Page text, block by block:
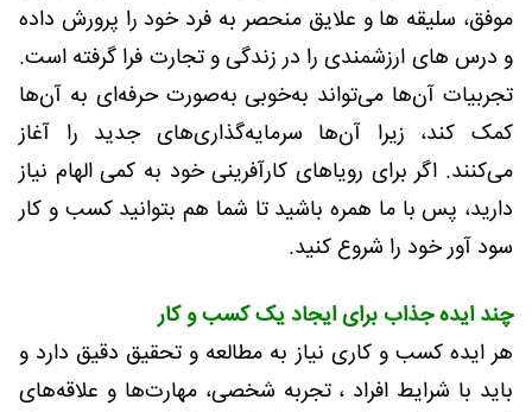
موفق، سلیقه ها و علایق منحصر به فرد خود را پرورش داده
و درس های ارزشمندی را در زندگی و تجارت فرا گرفته است.
تجربیات آن‌ها می‌تواند به‌خوبی به‌صورت حرفه‌ای به آن‌ها
کمک کند، زیرا آن‌ها سرمایه‌گذاری‌های جدید را آغاز
می‌کنند. اگر برای رویاهای کارآفرینی خود به کمی الهام نیاز
دارید، پس با ما همره باشید تا شما هم بتوانید کسب و کار
سود آور خود را شروع کنید.
چند ایده جذاب برای ایجاد یک کسب و کار
هر ایده کسب و کاری نیاز به مطالعه و تحقیق دقیق دارد و
باید با شرایط افراد ، تجربه شخصی، مهارت‌ها و علاقه‌های